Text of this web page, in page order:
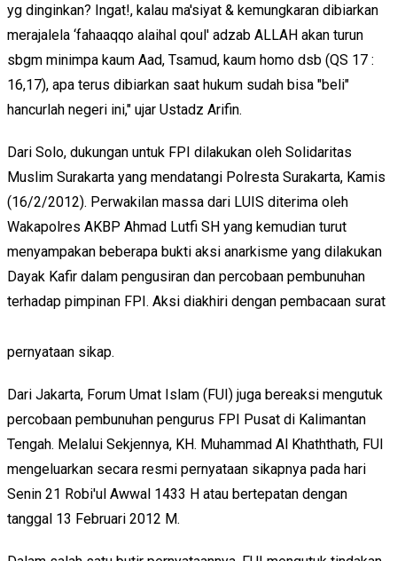
yg dinginkan? Ingat!, kalau ma'siyat & kemungkaran dibiarkan
merajalela ‘fahaaqqo alaihal qoul' adzab ALLAH akan turun
sbgm minimpa kaum Aad, Tsamud, kaum homo dsb (QS 17 :
16,17), apa terus dibiarkan saat hukum sudah bisa "beli"
hancurlah negeri ini," ujar Ustadz Arifin.
Dari Solo, dukungan untuk FPI dilakukan oleh Solidaritas
Muslim Surakarta yang mendatangi Polresta Surakarta, Kamis
(16/2/2012). Perwakilan massa dari LUIS diterima oleh
Wakapolres AKBP Ahmad Lutfi SH yang kemudian turut
menyampakan beberapa bukti aksi anarkisme yang dilakukan
Dayak Kafir dalam pengusiran dan percobaan pembunuhan
terhadap pimpinan FPI. Aksi diakhiri dengan pembacaan surat
pernyataan sikap.
Dari Jakarta, Forum Umat Islam (FUI) juga bereaksi mengutuk
percobaan pembunuhan pengurus FPI Pusat di Kalimantan
Tengah. Melalui Sekjennya, KH. Muhammad Al Khaththath, FUI
mengeluarkan secara resmi pernyataan sikapnya pada hari
Senin 21 Robi'ul Awwal 1433 H atau bertepatan dengan
tanggal 13 Februari 2012 M.